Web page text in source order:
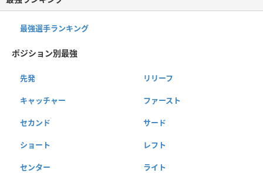
最強選手ランキング
ポジション別最強
先発 リリーフ
キャッチャー ファースト
セカンド サード
ショート レフト
センター ライト